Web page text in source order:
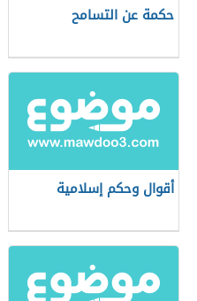
حكمة عن التسامح
أقوال وحكم إسلامية